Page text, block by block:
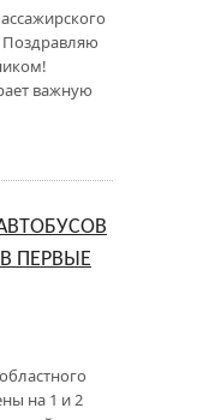
Поздравляю
важную
ПЕРВЫЕ
на 1 и 2